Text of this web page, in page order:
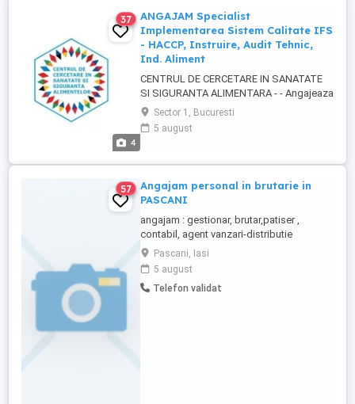
4
37
ANGAJAM Specialist
Implementarea Sistem Calitate IFS
- HACCP, Instruire, Audit Tehnic,
Ind. Aliment
CENTRUL DE CERCETARE IN SANATATE
SI SIGURANTA ALIMENTARA - - Angajeaza
Personal Tehnic pentru Postul de:
Manager in siguranta Alimentelor HACCP,
pentru implementarea procedurilor si
HACCP si IFS, individual pentru clientii din
unitati de alimentatie publica ...
Sector 1, Bucuresti
5 august
57
Angajam personal in brutarie in
PASCANI
angajam : gestionar, brutar,patiser ,
contabil, agent vanzari-distributie
categoria B --minim 2 ani vechime, Profilul
postului: Disponibilitate pentru activitate
in schimburi; Experienta in productie
industriala poate constitui un avantaj, dar
Pascani, Iasi
5 august
Telefon validat